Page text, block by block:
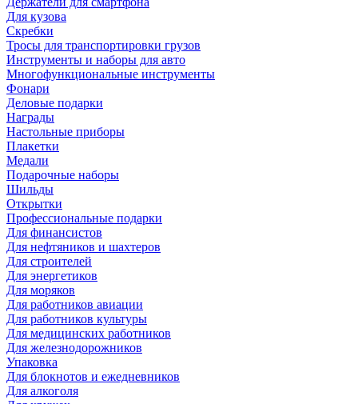
Для кузова
Скребки
Тросы для транспортировки грузов
Инструменты и наборы для авто
Многофункциональные инструменты
Фонари
Деловые подарки
Награды
Настольные приборы
Плакетки
Медали
Подарочные наборы
Шильды
Открытки
Профессиональные подарки
Для финансистов
Для нефтяников и шахтеров
Для строителей
Для энергетиков
Для моряков
Для работников авиации
Для работников культуры
Для медицинских работников
Для железнодорожников
Упаковка
Для блокнотов и ежедневников
Для алкоголя